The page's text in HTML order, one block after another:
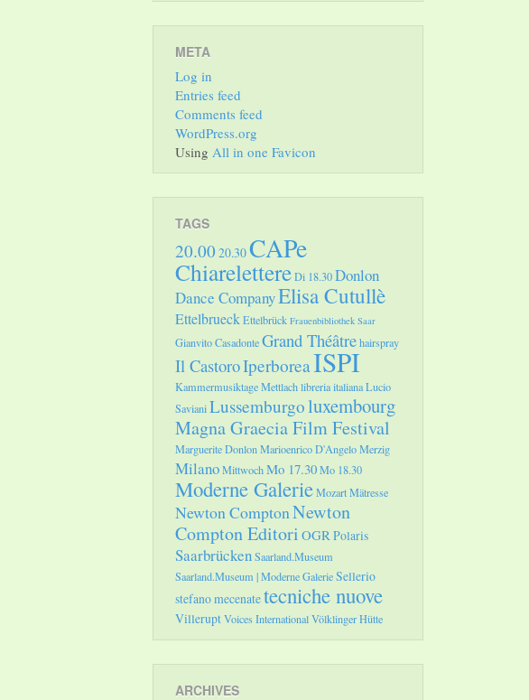
META
Log in
Entries feed
Comments feed
WordPress.org
Using All in one Favicon
TAGS
20.00 20.30CAPe
ChiarelettereDi 18.30Donlon
Dance CompanyElisa Cutullè
EttelbrueckEttelbrück Frauenbibliothek Saar
Gianvito CasadonteGrand Théâtrehairspray
Il CastoroIperboreaISPI
Kammermusiktage Mettlachlibreria italianaLucio
SavianiLussemburgoluxembourg
Magna Graecia Film Festival
Marguerite DonlonMarioenrico D'AngeloMerzig
MilanoMittwochMo 17.30Mo 18.30
Moderne GalerieMozartMätresse
Newton ComptonNewton
Compton Editori OGRPolaris
SaarbrückenSaarland.Museum
Saarland.Museum | Moderne GalerieSellerio
stefano mecenatetecniche nuove
VilleruptVoices InternationalVölklinger Hütte
ARCHIVES